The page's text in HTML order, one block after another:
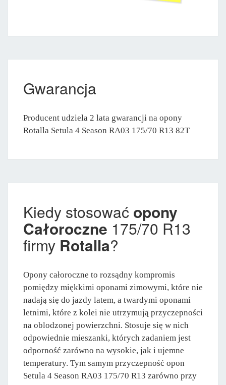
Gwarancja
Producent udziela 2 lata gwarancji na opony
Rotalla Setula 4 Season RA03 175/70 R13 82T
Kiedy stosować opony
Całoroczne 175/70 R13
firmy Rotalla?
Opony całoroczne to rozsądny kompromis
pomiędzy miękkimi oponami zimowymi, które nie
nadają się do jazdy latem, a twardymi oponami
letnimi, które z kolei nie utrzymują przyczepności
na oblodzonej powierzchni. Stosuje się w nich
odpowiednie mieszanki, których zadaniem jest
odporność zarówno na wysokie, jak i ujemne
temperatury. Tym samym przyczepność opon
Setula 4 Season RA03 175/70 R13 zarówno przy